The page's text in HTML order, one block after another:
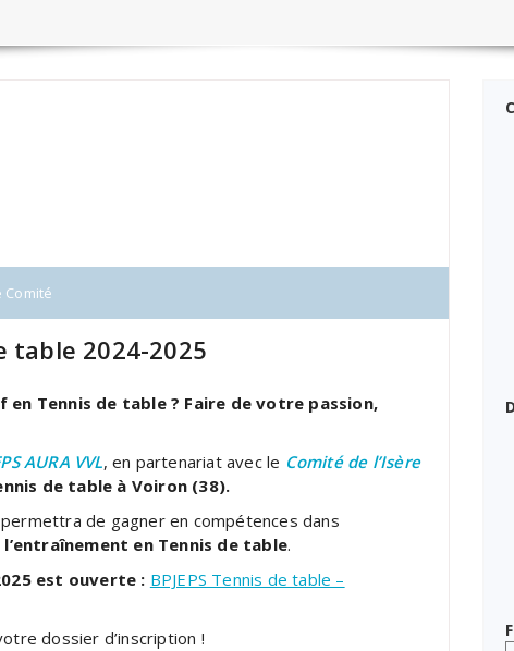
Comité
table 2024-2025
Tennis de table ? Faire de votre passion,
AURA VVL, en partenariat avec le Comité de l’Isère
de table à Voiron (38).
de gagner en compétences dans
en Tennis de table.
est ouverte : BPJEPS Tennis de table –
dossier d’inscription !